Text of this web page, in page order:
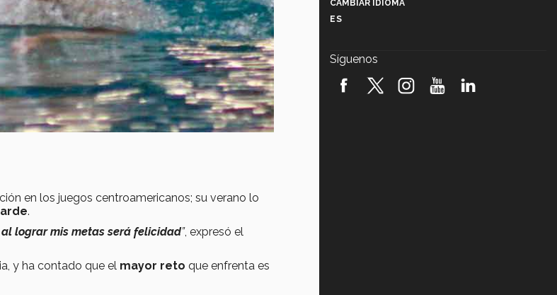
en los juegos centroamericanos; su verano lo
.
al lograr mis metas será felicidad”, expresó el
y ha contado que el mayor reto que enfrenta es
robótica FIRST 2026! (video)
CAMBIAR IDIOMA
ES
Síguenos